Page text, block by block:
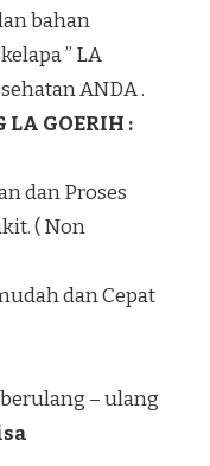
bahan
” LA
ANDA .
GOERIH :
dan Proses
( Non
dan Cepat
– ulang